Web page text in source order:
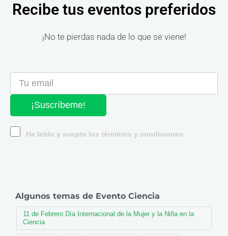
Recibe tus eventos preferidos
¡No te pierdas nada de lo que se viene!
¡Suscríbeme!
He leído y acepto los términos y condiciones
Algunos temas de Evento Ciencia
11 de Febrero Día Internacional de la Mujer y la Niña en la
Ciencia